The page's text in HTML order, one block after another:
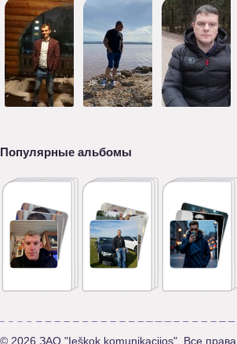
Популярные альбомы
© 2026 ЗАО "Ieškok komunikacijos". Все